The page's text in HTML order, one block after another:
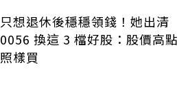
只想退休後穩穩領錢！她出清
0056 換這 3 檔好股：股價高點
照樣買